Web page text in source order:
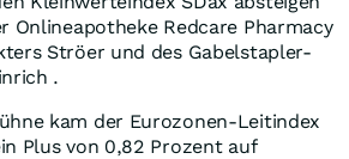
Onlineapotheke Redcare Pharmacy
Ströer und des Gabelstapler-
.
kam der Eurozonen-Leitindex
Plus von 0,82 Prozent auf